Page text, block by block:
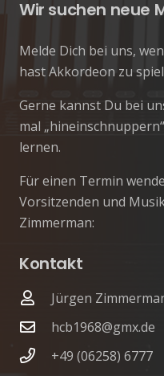
Wir suchen neue
Melde Dich bei uns,
hast Akkordeon zu
Gerne kannst Du bei
mal
lernen.
Für einen Termin
Vorsitzenden und
Zimmerman:
Kontakt
Jürgen
hcb1968@gmx.de
+49 (06258) 6777